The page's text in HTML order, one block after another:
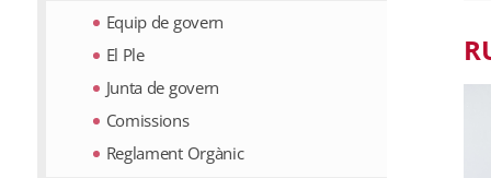
Equip de govern
El Ple
Junta de govern
Comissions
Reglament Orgànic